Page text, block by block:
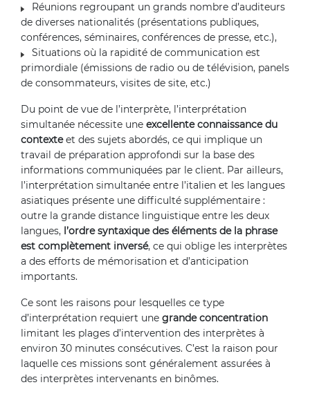
Réunions regroupant un grands nombre d’auditeurs
de diverses nationalités (présentations publiques,
conférences, séminaires, conférences de presse, etc.),
Situations où la rapidité de communication est
primordiale (émissions de radio ou de télévision, panels
de consommateurs, visites de site, etc.)
Du point de vue de l’interprète, l’interprétation
simultanée nécessite une excellente connaissance du
contexteet des sujets abordés, ce qui implique un
travail de préparation approfondi sur la base des
informations communiquées par le client. Par ailleurs,
l’interprétation simultanée entre l’italien et les langues
asiatiques présente une difficulté supplémentaire :
outre la grande distance linguistique entre les deux
langues, l’ordre syntaxique des éléments de la phrase
est complètement inversé, ce qui oblige les interprètes
a des efforts de mémorisation et d’anticipation
importants.
Ce sont les raisons pour lesquelles ce type
d’interprétation requiert une grande concentration
limitant les plages d’intervention des interprètes à
environ 30 minutes consécutives. C’est la raison pour
laquelle ces missions sont généralement assurées à
des interprètes intervenants en binômes.